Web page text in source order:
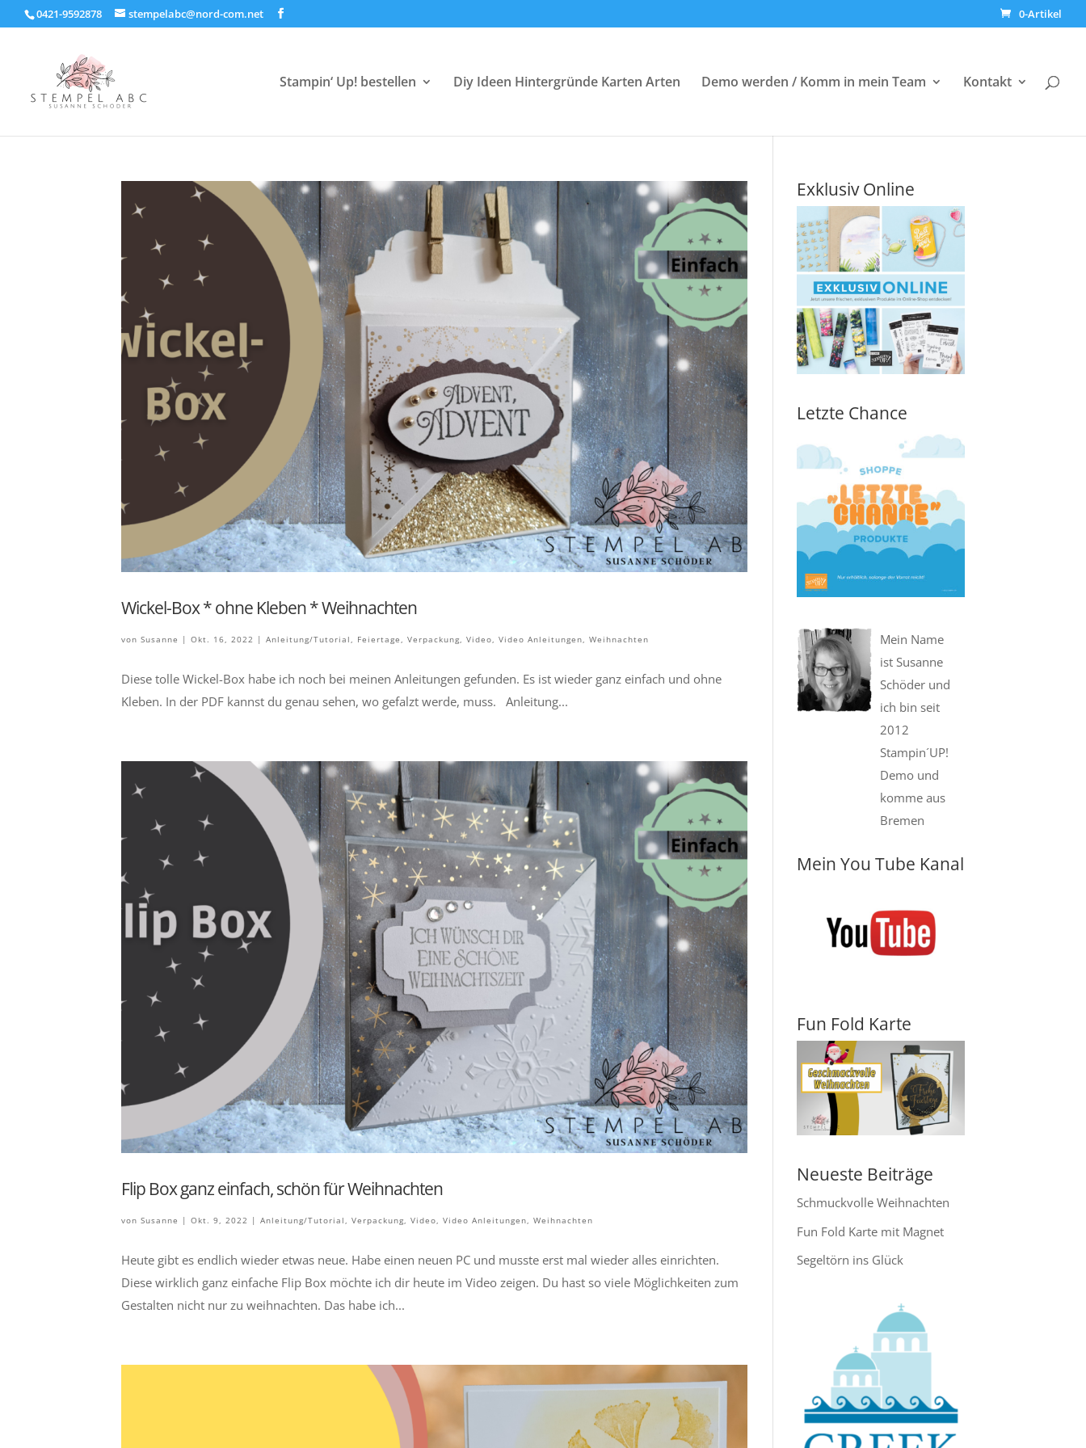
0421-9592878 stempelabc@nord-com.net 0-Artikel
Stampin‘ Up! bestellen Diy Ideen Hintergründe Karten Arten Demo werden / Komm in mein Team Kontakt
Wickel-Box * ohne Kleben * Weihnachten
von Susanne | Okt. 16, 2022 | Anleitung/Tutorial, Feiertage, Verpackung, Video, Video Anleitungen, Weihnachten
Diese tolle Wickel-Box habe ich noch bei meinen Anleitungen gefunden. Es ist wieder ganz einfach und ohne
Kleben. In der PDF kannst du genau sehen, wo gefalzt werde, muss. Anleitung...
Flip Box ganz einfach, schön für Weihnachten
von Susanne | Okt. 9, 2022 | Anleitung/Tutorial, Verpackung, Video, Video Anleitungen, Weihnachten
Heute gibt es endlich wieder etwas neue. Habe einen neuen PC und musste erst mal wieder alles einrichten.
Diese wirklich ganz einfache Flip Box möchte ich dir heute im Video zeigen. Du hast so viele Möglichkeiten zum
Gestalten nicht nur zu weihnachten. Das habe ich...
Exklusiv Online
Letzte Chance
Mein Name
ist Susanne
Schöder und
ich bin seit
2012
Stampin´UP!
Demo und
komme aus
Bremen
Mein You Tube Kanal
Fun Fold Karte
Neueste Beiträge
Schmuckvolle Weihnachten
Fun Fold Karte mit Magnet
Segeltörn ins Glück